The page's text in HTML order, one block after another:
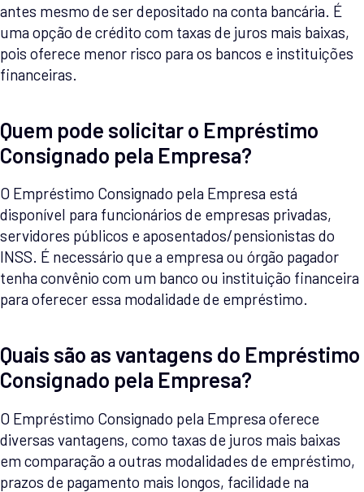
antes mesmo de ser depositado na conta bancária. É
uma opção de crédito com taxas de juros mais baixas,
pois oferece menor risco para os bancos e instituições
financeiras.
Quem pode solicitar o Empréstimo
Consignado pela Empresa?
O Empréstimo Consignado pela Empresa está
disponível para funcionários de empresas privadas,
servidores públicos e aposentados/pensionistas do
INSS. É necessário que a empresa ou órgão pagador
tenha convênio com um banco ou instituição financeira
para oferecer essa modalidade de empréstimo.
Quais são as vantagens do Empréstimo
Consignado pela Empresa?
O Empréstimo Consignado pela Empresa oferece
diversas vantagens, como taxas de juros mais baixas
em comparação a outras modalidades de empréstimo,
prazos de pagamento mais longos, facilidade na